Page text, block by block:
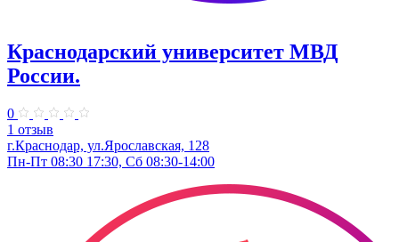
Краснодарский университет МВД
России.
0
1 отзыв
г.Краснодар, ул.Ярославская, 128
Пн-Пт 08:30 17:30, Сб 08:30-14:00